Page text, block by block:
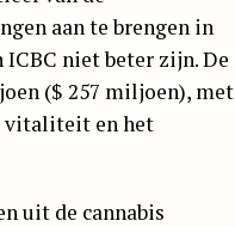
aan te brengen in
niet beter zijn. De
($ 257 miljoen), met
vitaliteit en het
uit de cannabis